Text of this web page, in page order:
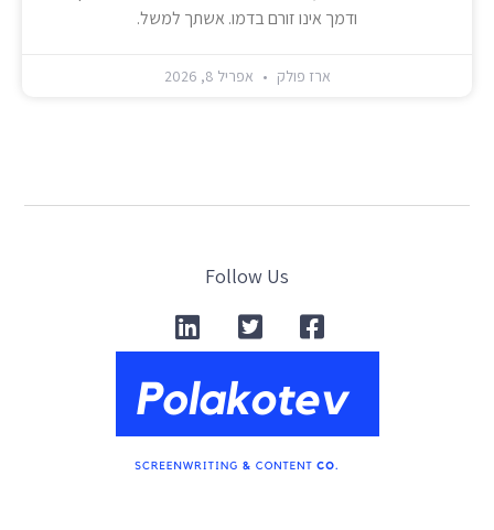
ודמך אינו זורם בדמו. אשתך למשל.
ארז פולק אפריל 8, 2026
Follow Us